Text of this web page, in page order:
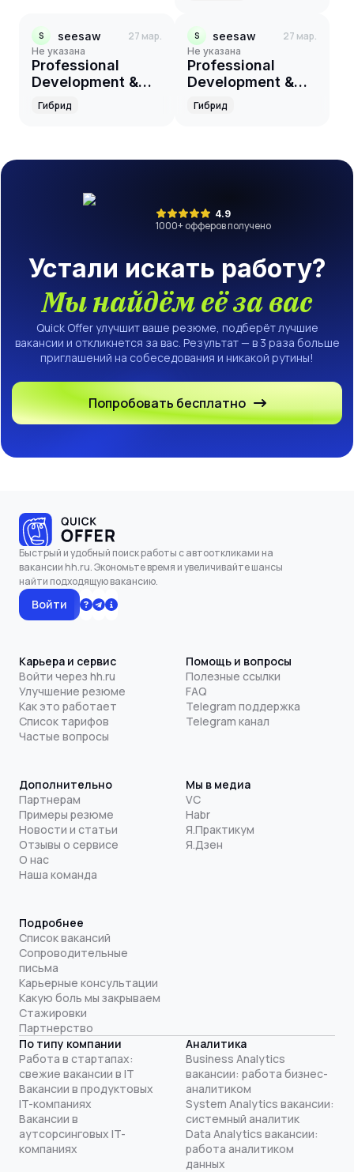
S seesaw 27 мар.
Не указана
Professional
Development &
Training
Specialist,
Гибрид
S seesaw 27 мар.
Не указана
Professional
Development &
Training
Specialist
Гибрид
4.9
1000+ офферов получено
Устали искать работу?
Мы найдём её за вас
Quick Offer улучшит ваше резюме, подберёт лучшие
вакансии и откликнется за вас. Результат — в 3 раза больше
приглашений на собеседования и никакой рутины!
Попробовать бесплатно
Быстрый и удобный поиск работы с автооткликами на
вакансии hh.ru. Экономьте время и увеличивайте шансы
найти подходящую вакансию.
Войти
Карьера и сервис
Войти через hh.ru
Улучшение резюме
Как это работает
Список тарифов
Частые вопросы
Помощь и вопросы
Полезные ссылки
FAQ
Telegram поддержка
Telegram канал
Дополнительно
Партнерам
Примеры резюме
Новости и статьи
Отзывы о сервисе
О нас
Наша команда
Мы в медиа
VC
Habr
Я.Практикум
Я.Дзен
Подробнее
Список вакансий
Сопроводительные
письма
Карьерные консультации
Какую боль мы закрываем
Стажировки
Партнерство
По типу компании
Работа в стартапах:
свежие вакансии в IT
Вакансии в продуктовых
IT-компаниях
Вакансии в
аутсорсинговых IT-
компаниях
Аналитика
Business Analytics
вакансии: работа бизнес-
аналитиком
System Analytics вакансии:
системный аналитик
Data Analytics вакансии:
работа аналитиком
данных